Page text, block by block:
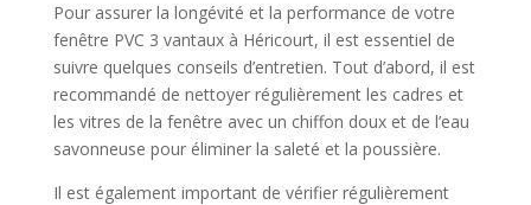
Pour assurer la longévité et la performance de votre
fenêtre PVC 3 vantaux à Héricourt, il est essentiel de
suivre quelques conseils d’entretien. Tout d’abord, il est
recommandé de nettoyer régulièrement les cadres et
les vitres de la fenêtre avec un chiffon doux et de l’eau
savonneuse pour éliminer la saleté et la poussière.
Il est également important de vérifier régulièrement